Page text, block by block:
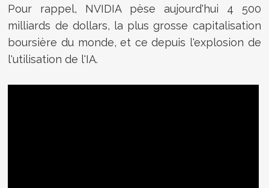
Pour rappel, NVIDIA pèse aujourd'hui 4 500
milliards de dollars, la plus grosse capitalisation
boursière du monde, et ce depuis l'explosion de
l'utilisation de l'IA.